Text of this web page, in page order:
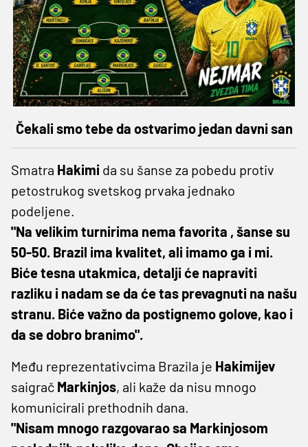
Čekali smo tebe da ostvarimo jedan davni san
Smatra Hakimi da su šanse za pobedu protiv
petostrukog svetskog prvaka jednako
podeljene.
"Na velikim turnirima nema favorita , šanse su
50-50. Brazil ima kvalitet, ali imamo ga i mi.
Biće tesna utakmica, detalji će napraviti
razliku i nadam se da će tas prevagnuti na našu
stranu. Biće važno da postignemo golove, kao i
da se dobro branimo".
Među reprezentativcima Brazila je Hakimijev
saigrač Markinjos, ali kaže da nisu mnogo
komunicirali prethodnih dana.
"Nisam mnogo razgovarao sa Markinjosom